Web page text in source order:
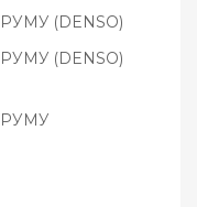
(DENSO)
(DENSO)